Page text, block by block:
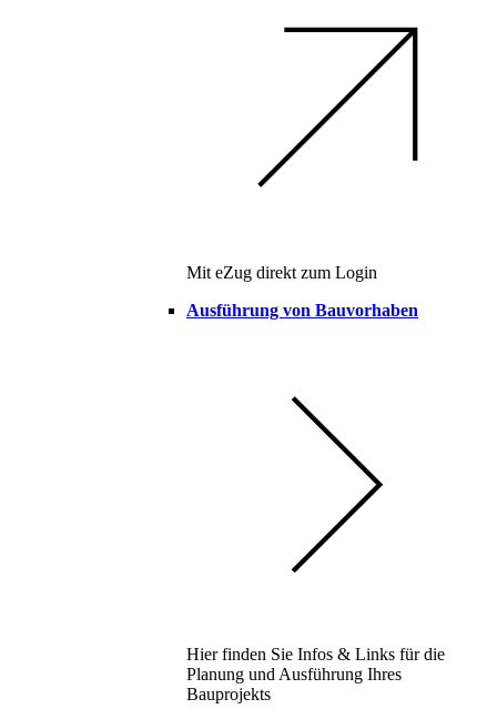
Mit eZug direkt zum Login
Ausführung von Bauvorhaben
Hier finden Sie Infos & Links für die
Planung und Ausführung Ihres
Bauprojekts